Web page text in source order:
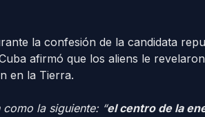
la confesión de la candidata
afirmó que los aliens le
en la Tierra.
la siguiente: “el centro de la